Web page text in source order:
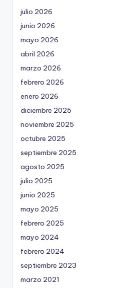
julio 2026
junio 2026
mayo 2026
abril 2026
marzo 2026
febrero 2026
enero 2026
diciembre 2025
noviembre 2025
octubre 2025
septiembre 2025
agosto 2025
julio 2025
junio 2025
mayo 2025
febrero 2025
mayo 2024
febrero 2024
septiembre 2023
marzo 2021